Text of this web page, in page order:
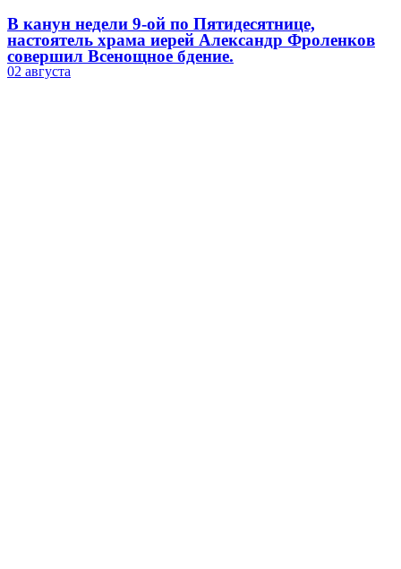
В канун недели 9-ой по Пятидесятнице,
настоятель храма иерей Александр Фроленков
совершил Всенощное бдение.
02 августа